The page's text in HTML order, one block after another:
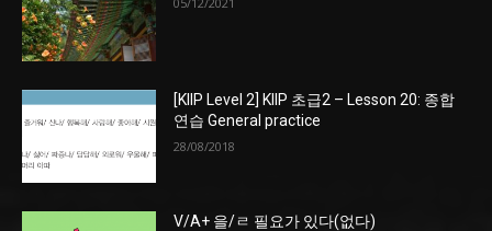
[KIIP Level 2] KIIP 초급2 – Lesson 20: 종합
연습 General practice
28/08/2018
V/A+ 을/ㄹ 필요가 있다(없다)